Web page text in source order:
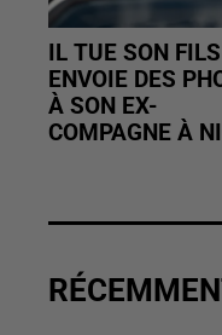
IL TUE SON
ENVOIE DES
À SON EX-
COMPAGNE À